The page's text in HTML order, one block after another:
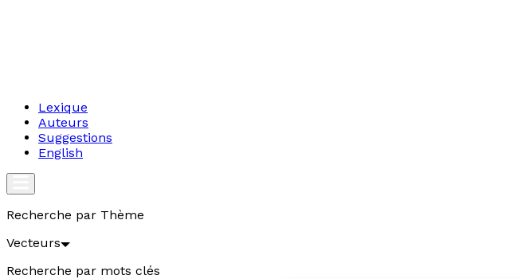
Lexique
Auteurs
Suggestions
English
Recherche par Thème
Vecteurs
Recherche par mots clés